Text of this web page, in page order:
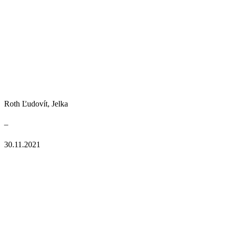
Roth Ľudovít, Jelka
–
30.11.2021